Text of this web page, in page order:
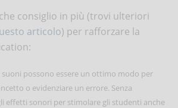
consiglio in più (trovi ulteriori
articolo) per rafforzare la
suoni possono essere un ottimo modo per
o evidenziare un errore. Senza
effetti sonori per stimolare gli studenti anche